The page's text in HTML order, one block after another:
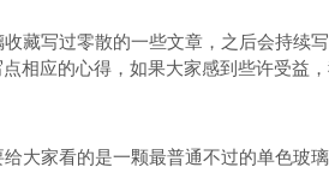
藏写过零散的一些文章，之后会持续
相应的心得，如果大家感到些许受益
大家看的是一颗最普通不过的单色玻